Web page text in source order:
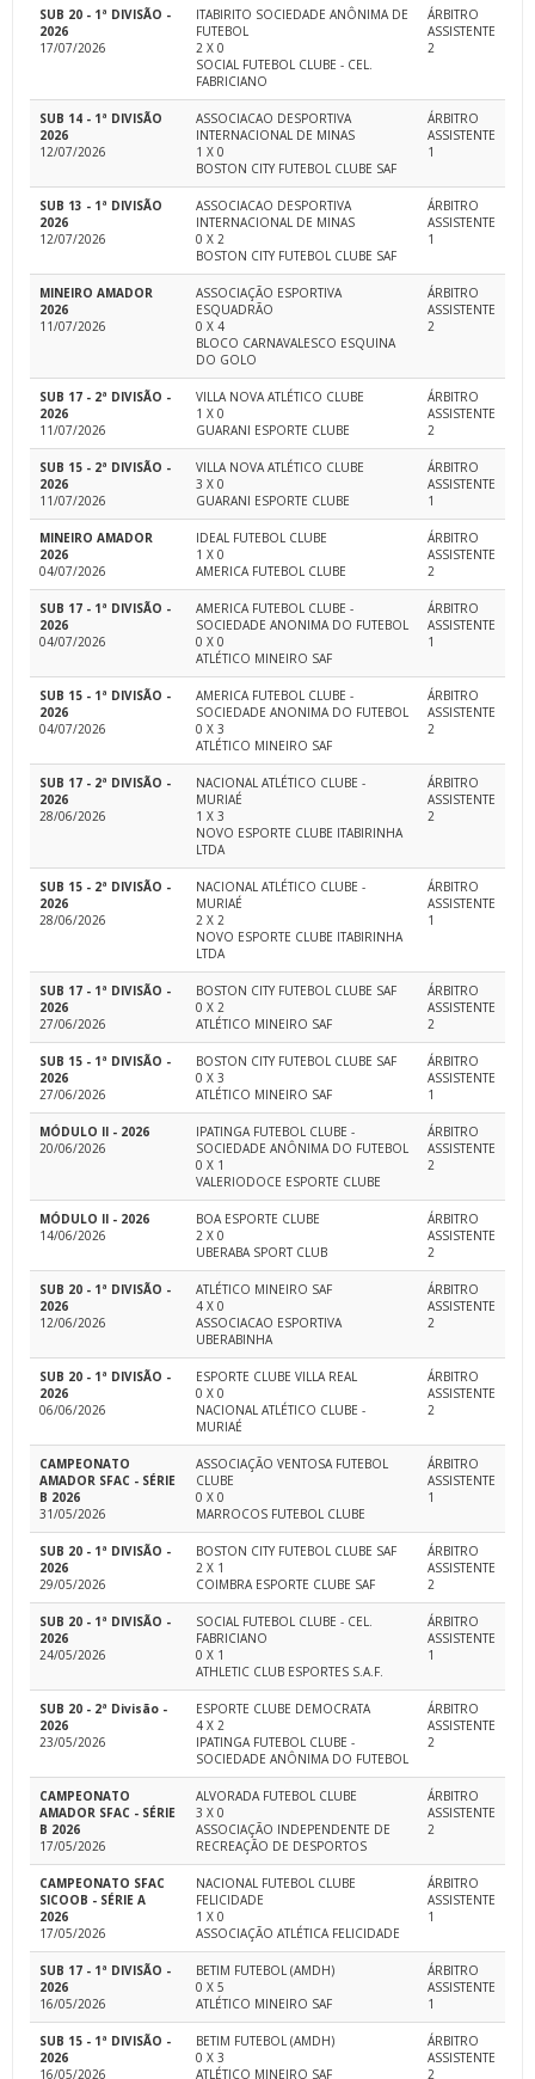
SUB 20 - 1ª DIVISÃO -
2026
17/07/2026
ITABIRITO SOCIEDADE ANÔNIMA DE
FUTEBOL
2 X 0
SOCIAL FUTEBOL CLUBE - CEL.
FABRICIANO
ÁRBITRO
ASSISTENTE
2
SUB 14 - 1ª DIVISÃO
2026
12/07/2026
ASSOCIACAO DESPORTIVA
INTERNACIONAL DE MINAS
1 X 0
BOSTON CITY FUTEBOL CLUBE SAF
ÁRBITRO
ASSISTENTE
1
SUB 13 - 1ª DIVISÃO
2026
12/07/2026
ASSOCIACAO DESPORTIVA
INTERNACIONAL DE MINAS
0 X 2
BOSTON CITY FUTEBOL CLUBE SAF
ÁRBITRO
ASSISTENTE
1
MINEIRO AMADOR
2026
11/07/2026
ASSOCIAÇÃO ESPORTIVA
ESQUADRÃO
0 X 4
BLOCO CARNAVALESCO ESQUINA
DO GOLO
ÁRBITRO
ASSISTENTE
2
SUB 17 - 2ª DIVISÃO -
2026
11/07/2026
VILLA NOVA ATLÉTICO CLUBE
1 X 0
GUARANI ESPORTE CLUBE
ÁRBITRO
ASSISTENTE
2
SUB 15 - 2ª DIVISÃO -
2026
11/07/2026
VILLA NOVA ATLÉTICO CLUBE
3 X 0
GUARANI ESPORTE CLUBE
ÁRBITRO
ASSISTENTE
1
MINEIRO AMADOR
2026
04/07/2026
IDEAL FUTEBOL CLUBE
1 X 0
AMERICA FUTEBOL CLUBE
ÁRBITRO
ASSISTENTE
2
SUB 17 - 1ª DIVISÃO -
2026
04/07/2026
AMERICA FUTEBOL CLUBE -
SOCIEDADE ANONIMA DO FUTEBOL
0 X 0
ATLÉTICO MINEIRO SAF
ÁRBITRO
ASSISTENTE
1
SUB 15 - 1ª DIVISÃO -
2026
04/07/2026
AMERICA FUTEBOL CLUBE -
SOCIEDADE ANONIMA DO FUTEBOL
0 X 3
ATLÉTICO MINEIRO SAF
ÁRBITRO
ASSISTENTE
2
SUB 17 - 2ª DIVISÃO -
2026
28/06/2026
NACIONAL ATLÉTICO CLUBE -
MURIAÉ
1 X 3
NOVO ESPORTE CLUBE ITABIRINHA
LTDA
ÁRBITRO
ASSISTENTE
2
SUB 15 - 2ª DIVISÃO -
2026
28/06/2026
NACIONAL ATLÉTICO CLUBE -
MURIAÉ
2 X 2
NOVO ESPORTE CLUBE ITABIRINHA
LTDA
ÁRBITRO
ASSISTENTE
1
SUB 17 - 1ª DIVISÃO -
2026
27/06/2026
BOSTON CITY FUTEBOL CLUBE SAF
0 X 2
ATLÉTICO MINEIRO SAF
ÁRBITRO
ASSISTENTE
2
SUB 15 - 1ª DIVISÃO -
2026
27/06/2026
BOSTON CITY FUTEBOL CLUBE SAF
0 X 3
ATLÉTICO MINEIRO SAF
ÁRBITRO
ASSISTENTE
1
MÓDULO II - 2026
20/06/2026
IPATINGA FUTEBOL CLUBE -
SOCIEDADE ANÔNIMA DO FUTEBOL
0 X 1
VALERIODOCE ESPORTE CLUBE
ÁRBITRO
ASSISTENTE
2
MÓDULO II - 2026
14/06/2026
BOA ESPORTE CLUBE
2 X 0
UBERABA SPORT CLUB
ÁRBITRO
ASSISTENTE
2
SUB 20 - 1ª DIVISÃO -
2026
12/06/2026
ATLÉTICO MINEIRO SAF
4 X 0
ASSOCIACAO ESPORTIVA
UBERABINHA
ÁRBITRO
ASSISTENTE
2
SUB 20 - 1ª DIVISÃO -
2026
06/06/2026
ESPORTE CLUBE VILLA REAL
0 X 0
NACIONAL ATLÉTICO CLUBE -
MURIAÉ
ÁRBITRO
ASSISTENTE
2
CAMPEONATO
AMADOR SFAC - SÉRIE
B 2026
31/05/2026
ASSOCIAÇÃO VENTOSA FUTEBOL
CLUBE
0 X 0
MARROCOS FUTEBOL CLUBE
ÁRBITRO
ASSISTENTE
1
SUB 20 - 1ª DIVISÃO -
2026
29/05/2026
BOSTON CITY FUTEBOL CLUBE SAF
2 X 1
COIMBRA ESPORTE CLUBE SAF
ÁRBITRO
ASSISTENTE
2
SUB 20 - 1ª DIVISÃO -
2026
24/05/2026
SOCIAL FUTEBOL CLUBE - CEL.
FABRICIANO
0 X 1
ATHLETIC CLUB ESPORTES S.A.F.
ÁRBITRO
ASSISTENTE
1
SUB 20 - 2ª Divisão -
2026
23/05/2026
ESPORTE CLUBE DEMOCRATA
4 X 2
IPATINGA FUTEBOL CLUBE -
SOCIEDADE ANÔNIMA DO FUTEBOL
ÁRBITRO
ASSISTENTE
2
CAMPEONATO
AMADOR SFAC - SÉRIE
B 2026
17/05/2026
ALVORADA FUTEBOL CLUBE
3 X 0
ASSOCIAÇÃO INDEPENDENTE DE
RECREAÇÃO DE DESPORTOS
ÁRBITRO
ASSISTENTE
2
CAMPEONATO SFAC
SICOOB - SÉRIE A
2026
17/05/2026
NACIONAL FUTEBOL CLUBE
FELICIDADE
1 X 0
ASSOCIAÇÃO ATLÉTICA FELICIDADE
ÁRBITRO
ASSISTENTE
1
SUB 17 - 1ª DIVISÃO -
2026
16/05/2026
BETIM FUTEBOL (AMDH)
0 X 5
ATLÉTICO MINEIRO SAF
ÁRBITRO
ASSISTENTE
1
SUB 15 - 1ª DIVISÃO -
2026
16/05/2026
BETIM FUTEBOL (AMDH)
0 X 3
ATLÉTICO MINEIRO SAF
ÁRBITRO
ASSISTENTE
2